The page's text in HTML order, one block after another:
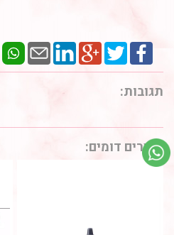
תגובות:
מוצרים דומים: